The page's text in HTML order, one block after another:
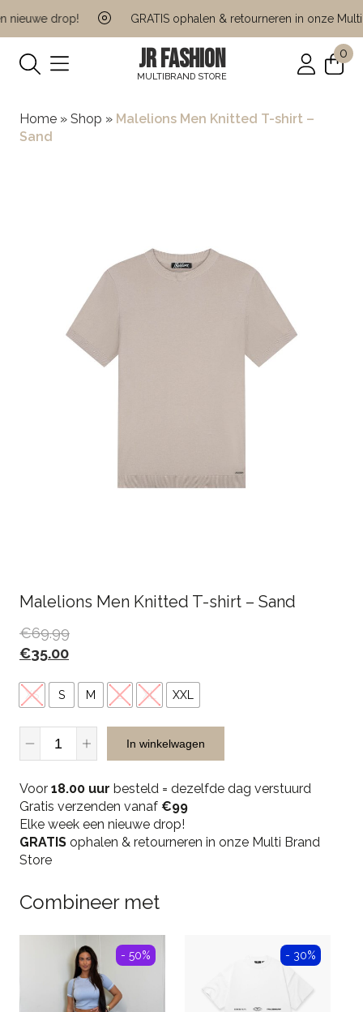
drop! GRATIS ophalen & retourneren in onze Multi
JR FASHION
MULTIBRAND STORE
0
Home » Shop » Malelions Men Knitted T-shirt –
Sand
Malelions Men Knitted T-shirt – Sand
€69.99
€35.00
XS S M L XL XXL
Malelions
Men
T-
shirt
-
Sand
quantity
In winkelwagen
Voor 18.00 uur besteld = dezelfde dag verstuurd
Gratis verzenden vanaf €99
Elke week een nieuwe drop!
GRATIS ophalen & retourneren in onze Multi Brand
Store
Combineer met
- 50% - 30%